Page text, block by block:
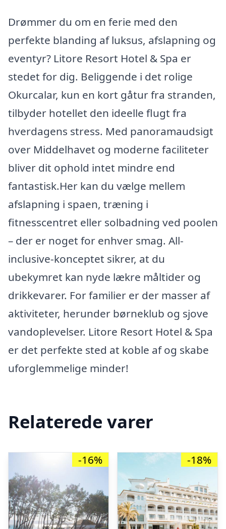
Drømmer du om en ferie med den
perfekte blanding af luksus, afslapning og
eventyr? Litore Resort Hotel & Spa er
stedet for dig. Beliggende i det rolige
Okurcalar, kun en kort gåtur fra stranden,
tilbyder hotellet den ideelle flugt fra
hverdagens stress. Med panoramaudsigt
over Middelhavet og moderne faciliteter
bliver dit ophold intet mindre end
fantastisk.Her kan du vælge mellem
afslapning i spaen, træning i
fitnesscentret eller solbadning ved poolen
– der er noget for enhver smag. All-
inclusive-konceptet sikrer, at du
ubekymret kan nyde lækre måltider og
drikkevarer. For familier er der masser af
aktiviteter, herunder børneklub og sjove
vandoplevelser. Litore Resort Hotel & Spa
er det perfekte sted at koble af og skabe
uforglemmelige minder!
Relaterede varer
-16% -18%